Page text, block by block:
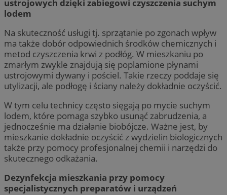
ustrojowych dzięki zabiegowi czyszczenia suchym
lodem
Na skuteczność usługi tj. sprzątanie po zgonach wpływ
ma także dobór odpowiednich środków chemicznych i
metod czyszczenia krwi z podłóg. W mieszkaniu po
zmarłym zwykle znajdują się poplamione płynami
ustrojowymi dywany i pościel. Takie rzeczy poddaje się
utylizacji, ale podłogę i ściany należy dokładnie oczyścić.
W tym celu technicy często sięgają po mycie suchym
lodem, które pomaga szybko usunąć zabrudzenia, a
jednocześnie ma działanie biobójcze. Ważne jest, by
mieszkanie dokładnie oczyścić z wydzielin biologicznych
także przy pomocy profesjonalnej chemii i narzędzi do
skutecznego odkażania.
Dezynfekcja mieszkania przy pomocy
specjalistycznych preparatów i urządzeń